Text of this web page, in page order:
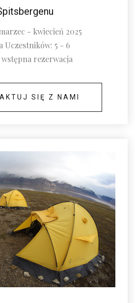
- kwiecień 2025
Uczestników: 5 - 6
wstępna rezerwacja
SIĘ Z NAMI